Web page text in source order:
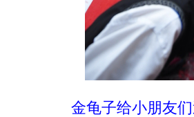
金龟子给小朋友